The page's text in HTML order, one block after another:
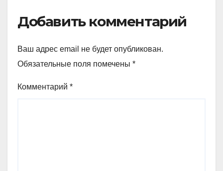
Добавить комментарий
Ваш адрес email не будет опубликован.
Обязательные поля помечены *
Комментарий *